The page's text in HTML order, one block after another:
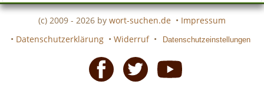
(c) 2009 - 2026 by wort-suchen.de • Impressum
• Datenschutzerklärung • Widerruf • Datenschutzeinstellungen